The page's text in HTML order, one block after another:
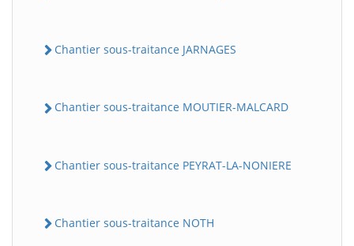
Chantier sous-traitance JARNAGES
Chantier sous-traitance MOUTIER-MALCARD
Chantier sous-traitance PEYRAT-LA-NONIERE
Chantier sous-traitance NOTH